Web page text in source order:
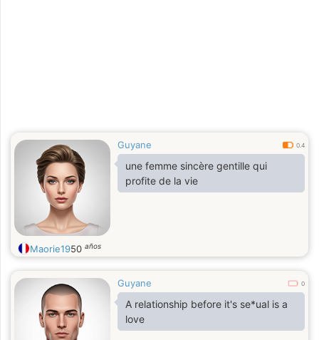
Guyane 0.4
une femme sincère gentille qui
profite de la vie
Maorie1950 años
Guyane 0
A relationship before it's se*ual is a
love